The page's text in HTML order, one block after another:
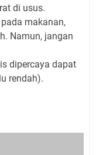
di usus.
makanan,
Namun, jangan
dipercaya dapat
rendah).